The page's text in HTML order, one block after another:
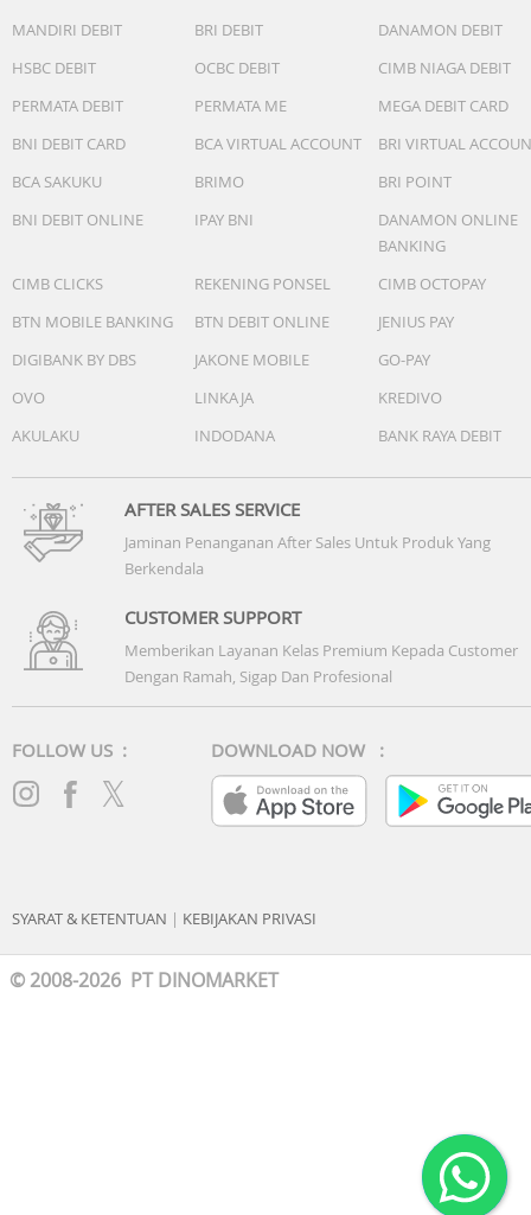
MANDIRI DEBIT BRI DEBIT
DANAMON DEBIT
HSBC DEBIT
OCBC DEBIT
CIMB NIAGA DEBIT
PERMATA DEBIT
PERMATA ME
MEGA DEBIT CARD
BNI DEBIT CARD
BCA VIRTUAL ACCOUNT
BRI VIRTUAL
BCA SAKUKU
BRIMO
BRI POINT
BNI DEBIT ONLINE
IPAY BNI
DANAMON ONLINE
BANKING
CIMB CLICKS
REKENING PONSEL
CIMB OCTOPAY
BTN MOBILE BANKING
BTN DEBIT ONLINE
JENIUS PAY
DIGIBANK BY DBS
JAKONE MOBILE
GO-PAY
OVO
LINKAJA
KREDIVO
AKULAKU
INDODANA BANK RAYA DEBIT
AFTER SALES SERVICE
Jaminan Penanganan After Sales Untuk Produk Yang
Berkendala
CUSTOMER SUPPORT
Memberikan Layanan Kelas Premium Kepada Customer
Dengan Ramah, Sigap Dan Profesional
FOLLOW US : DOWNLOAD NOW :
SYARAT & KETENTUAN | KEBIJAKAN PRIVASI
© 2008-2026 PT DINOMARKET